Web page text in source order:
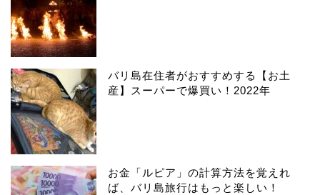
バリ島在住者がおすすめする【お土
産】スーパーで爆買い！2022年
お金「ルピア」の計算方法を覚えれ
ば、バリ島旅行はもっと楽しい！